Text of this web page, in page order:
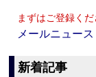
まずはご登録く
メールニュース
新着記事